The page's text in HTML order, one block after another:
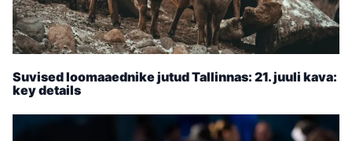
Suvised loomaaednike jutud Tallinnas: 21. juuli kava:
key details